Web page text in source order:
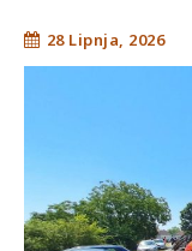
28 Lipnja, 2026